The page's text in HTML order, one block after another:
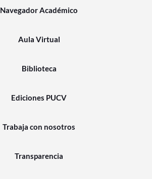
Navegador Académico
Aula Virtual
Biblioteca
Ediciones PUCV
Trabaja con nosotros
Transparencia